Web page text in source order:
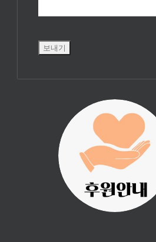
진리횃불 사역은
여러분의 후원으
로 이루어집니다.